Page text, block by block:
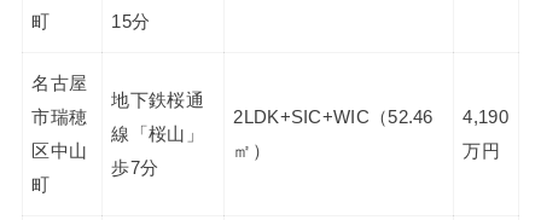
町
15分
名古屋
市瑞穂
区中山
町
地下鉄桜通
線「桜山」
歩7分
2LDK+SIC+WIC（52.46
㎡）
4,190
万円